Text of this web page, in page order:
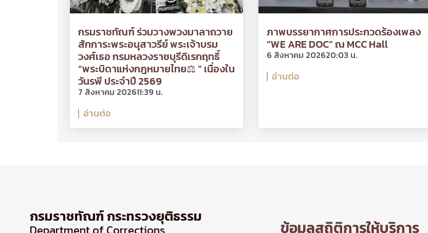
กรมราชทัณฑ์ ร่วมวางพวงมาลาถวาย
สักการะพระอนุสาวรีย์ พระเจ้าบรม
วงศ์เธอ กรมหลวงราชบุรีดิเรกฤทธิ์
“พระบิดาแห่งกฎหมายไทย⚖ ” เนื่องใน
วันรพี ประจำปี 2569
7 สิงหาคม 202611:39 น.
อ่านต่อ
ภาพบรรยากาศการประกวดร้องเพลง
“WE ARE DOC” ณ MCC Hall
6 สิงหาคม 202620:03 น.
อ่านต่อ
กรมราชทัณฑ์ กระทรวงยุติธรรม
ข้อมูลสถิติการให้บริการ